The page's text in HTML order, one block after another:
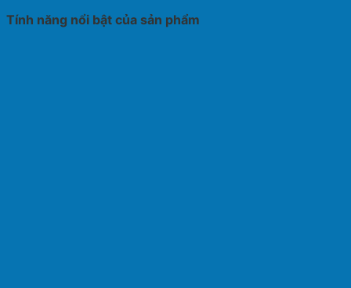
Tính năng nổi bật của sản phẩm